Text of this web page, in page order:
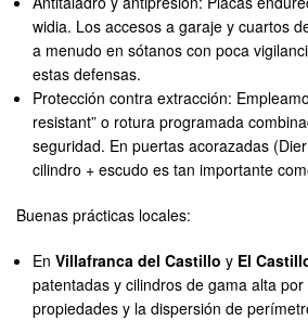
widia. Los accesos a garaje y cuartos
a menudo en sótanos con poca
estas defensas.
Protección contra extracción:
resistant” o rotura programada
seguridad. En puertas acorazadas
cilindro + escudo es tan importante
Buenas prácticas locales:
EnVillafranca del Castillo y El
patentadas y cilindros de gama alta
propiedades y la dispersión de